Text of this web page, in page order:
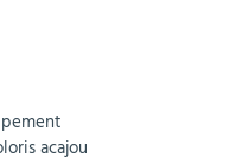
acajou